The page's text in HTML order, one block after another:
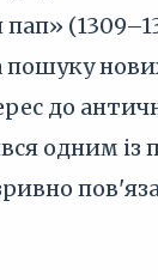
до
одним із